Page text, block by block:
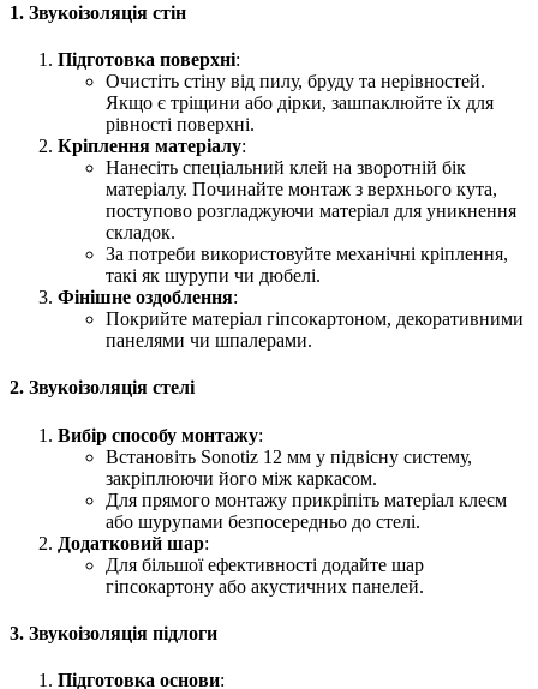
1. Звукоізоляція стін
Підготовка поверхні:
Очистіть стіну від пилу, бруду та нерівностей.
Якщо є тріщини або дірки, зашпаклюйте їх для
рівності поверхні.
Кріплення матеріалу:
Нанесіть спеціальний клей на зворотній бік
матеріалу. Починайте монтаж з верхнього кута,
поступово розгладжуючи матеріал для уникнення
складок.
За потреби використовуйте механічні кріплення,
такі як шурупи чи дюбелі.
Фінішне оздоблення:
Покрийте матеріал гіпсокартоном, декоративними
панелями чи шпалерами.
2. Звукоізоляція стелі
Вибір способу монтажу:
Встановіть Sonotiz 12 мм у підвісну систему,
закріплюючи його між каркасом.
Для прямого монтажу прикріпіть матеріал клеєм
або шурупами безпосередньо до стелі.
Додатковий шар:
Для більшої ефективності додайте шар
гіпсокартону або акустичних панелей.
3. Звукоізоляція підлоги
Підготовка основи: